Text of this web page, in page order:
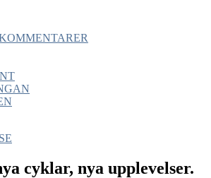
-med cyklister
cyklar, nya upplevelser.